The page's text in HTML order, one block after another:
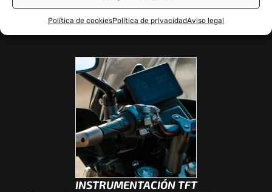
Política de cookiesPolítica de privacidadAviso legal
Disco de freno delantero con pinza radial J.Juan de 4
pistones. Protecciones del motor.
INSTRUMENTACIÓN TFT